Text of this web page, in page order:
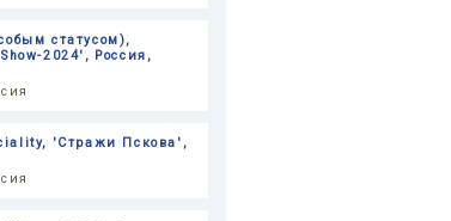
статусом),
2024', Россия,
'Стражи Пскова',